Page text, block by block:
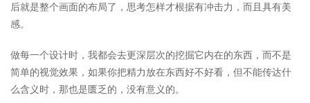
后就是整个画面的布局了，思考怎样才根据有冲击力，而且具有美
感。
做每一个设计时，我都会去更深层次的挖掘它内在的东西，而不是
简单的视觉效果，如果你把精力放在东西好不好看，但不能传达什
么含义时，那也是匮乏的，没有意义的。